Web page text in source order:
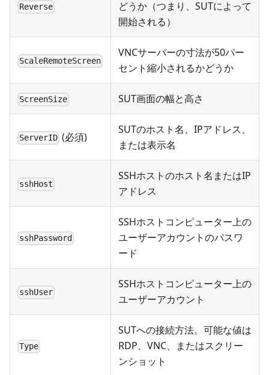
Reverse
どうか（つまり、SUTによって
開始される）
ScaleRemoteScreen
VNCサーバーの寸法が50パー
セント縮小されるかどうか
ScreenSize SUT画面の幅と高さ
ServerID (必須)
SUTのホスト名、IPアドレス、
または表示名
sshHost
SSHホストのホスト名またはIP
アドレス
sshPassword
SSHホストコンピューター上の
ユーザーアカウントのパスワ
ード
sshUser
SSHホストコンピューター上の
ユーザーアカウント
Type
SUTへの接続方法。可能な値は
RDP、VNC、またはスクリー
ンショット